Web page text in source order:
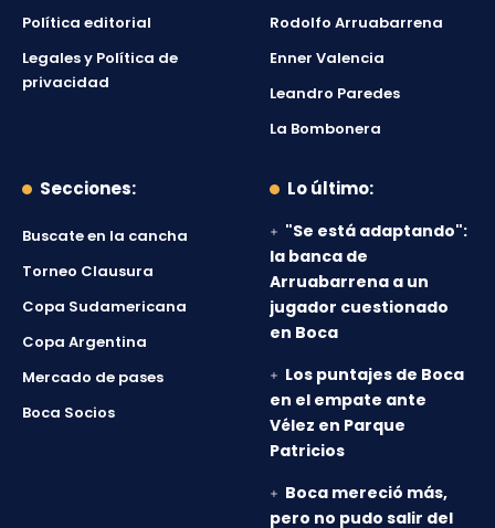
Política editorial
Legales y Política de
privacidad
Rodolfo Arruabarrena
Enner Valencia
Leandro Paredes
La Bombonera
Secciones:
Buscate en la cancha
Torneo Clausura
Copa Sudamericana
Copa Argentina
Mercado de pases
Boca Socios
Lo último:
"Se está adaptando":
la banca de
Arruabarrena a un
jugador cuestionado
en Boca
Los puntajes de Boca
en el empate ante
Vélez en Parque
Patricios
Boca mereció más,
pero no pudo salir del